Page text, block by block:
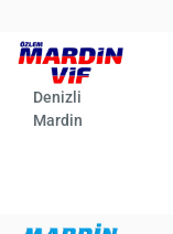
Denizli
Mardin